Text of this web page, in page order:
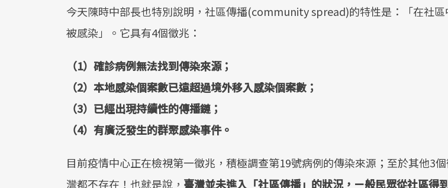
今天陳時中部長也特別說明，社區傳播(community spread)的特性是：「在社區
被感染」。它具有4個徵兆：
（1）確診病例無法找到傳染來源；
（2）本地感染個案數已遠超過境外移入感染個案數；
（3）已經出現持續性的傳播鏈；
（4）有廣泛發生的群聚感染事件。
目前疫情中心正在檢視第一徵兆，積極調查第19號病例的傳染來源；至於其他3
灣都不存在！也就是說， 臺灣並未進入「社區傳播」的狀況，ㄧ般民眾從社區得